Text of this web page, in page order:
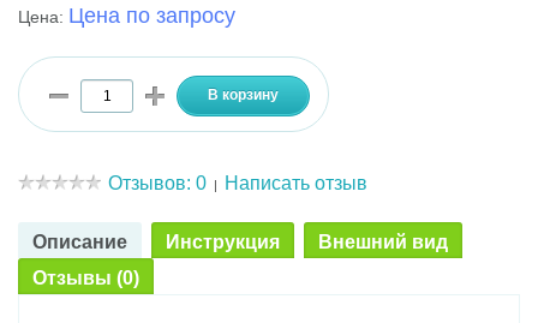
Цена: Цена по запросу
Отзывов: 0 Написать отзыв
Описание Инструкция
Внешний вид
Отзывы (0)